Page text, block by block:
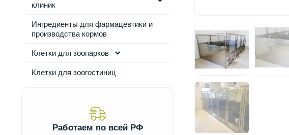
клиник
Ингредиенты для фармацевтики и
производства кормов
Клетки для зоопарков
Клетки для зоогостиниц
Работаем по всей РФ